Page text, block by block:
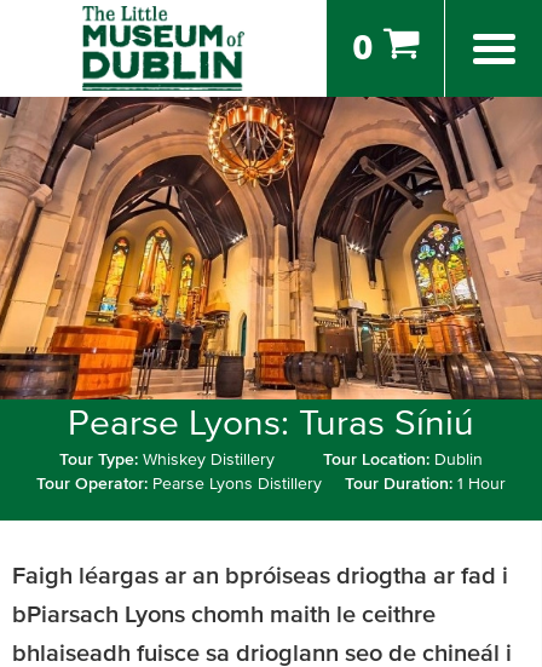
0
Pearse Lyons: Turas Síniú
Tour Type:Whiskey Distillery Tour Location: Dublin
Tour Operator: Pearse Lyons Distillery Tour Duration:1 Hour
Faigh léargas ar an bpróiseas driogtha ar fad i
bPiarsach Lyons chomh maith le ceithre
bhlaiseadh fuisce sa drioglann seo de chineál i